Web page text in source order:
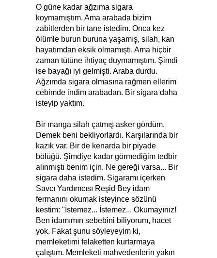
O güne kadar ağzıma sigara
koymamıştım. Ama arabada bizim
zabitlerden bir tane istedim. Onca kez
ölümle burun buruna yaşamış, silah, kan
hayatımdan eksik olmamıştı. Ama hiçbir
zaman tütüne ihtiyaç duymamıştım. Şimdi
ise bayağı iyi gelmişti. Araba durdu.
Ağzımda sigara olmasına rağmen ellerim
cebimde indim arabadan. Bir sigara daha
isteyip yaktım.
Bir manga silah çatmış asker gördüm.
Demek beni bekliyorlardı. Karşılarında bir
kazık var. Bir de kenarda bir piyade
bölüğü. Şimdiye kadar görmediğim tedbir
alınmıştı benim için. Ne gereği varsa... Bir
sigara daha istedim. Sigaramı içerken
Savcı Yardımcısı Reşid Bey idam
fermanını okumak isteyince sözünü
kestim: "İstemez... İstemez... Okumayınız!
Ben idamımın sebebini biliyorum, hacet
yok. Fakat şunu söyleyeyim ki,
memleketimi felaketten kurtarmaya
çalıştım. Memleketi mahvedenlerin yakın